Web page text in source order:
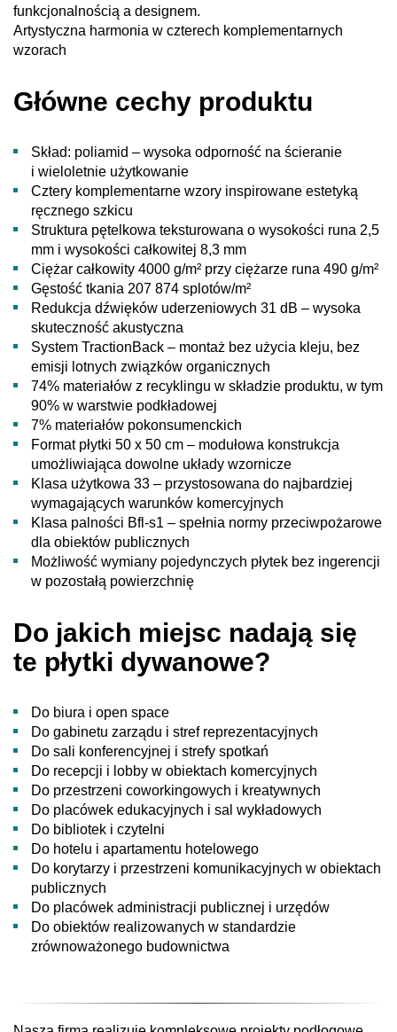
funkcjonalnością a designem.
Artystyczna harmonia w czterech komplementarnych
wzorach
Główne cechy produktu
Skład: poliamid – wysoka odporność na ścieranie
i wieloletnie użytkowanie
Cztery komplementarne wzory inspirowane estetyką
ręcznego szkicu
Struktura pętelkowa teksturowana o wysokości runa 2,5
mm i wysokości całkowitej 8,3 mm
Ciężar całkowity 4000 g/m² przy ciężarze runa 490 g/m²
Gęstość tkania 207 874 splotów/m²
Redukcja dźwięków uderzeniowych 31 dB – wysoka
skuteczność akustyczna
System TractionBack – montaż bez użycia kleju, bez
emisji lotnych związków organicznych
74% materiałów z recyklingu w składzie produktu, w tym
90% w warstwie podkładowej
7% materiałów pokonsumenckich
Format płytki 50 x 50 cm – modułowa konstrukcja
umożliwiająca dowolne układy wzornicze
Klasa użytkowa 33 – przystosowana do najbardziej
wymagających warunków komercyjnych
Klasa palności Bfl-s1 – spełnia normy przeciwpożarowe
dla obiektów publicznych
Możliwość wymiany pojedynczych płytek bez ingerencji
w pozostałą powierzchnię
Do jakich miejsc nadają się
te płytki dywanowe?
Do biura i open space
Do gabinetu zarządu i stref reprezentacyjnych
Do sali konferencyjnej i strefy spotkań
Do recepcji i lobby w obiektach komercyjnych
Do przestrzeni coworkingowych i kreatywnych
Do placówek edukacyjnych i sal wykładowych
Do bibliotek i czytelni
Do hotelu i apartamentu hotelowego
Do korytarzy i przestrzeni komunikacyjnych w obiektach
publicznych
Do placówek administracji publicznej i urzędów
Do obiektów realizowanych w standardzie
zrównoważonego budownictwa